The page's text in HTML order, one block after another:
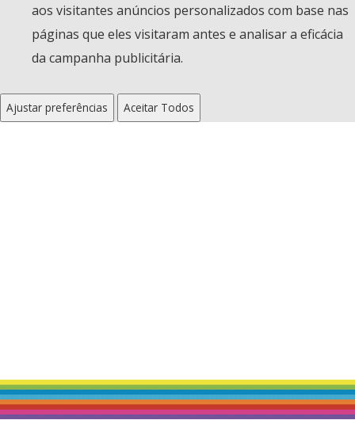
aos visitantes anúncios personalizados com base nas
páginas que eles visitaram antes e analisar a eficácia
da campanha publicitária.
Ajustar preferências Aceitar Todos